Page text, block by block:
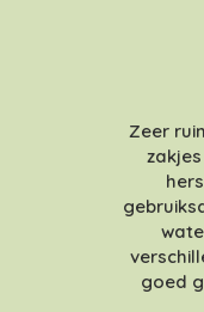
Zeer
goed